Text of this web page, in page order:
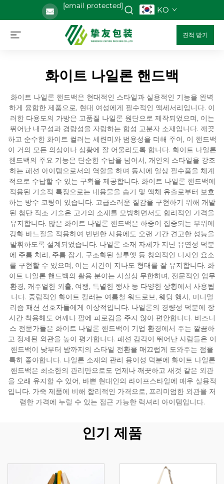
[email protected] KO
견적 받기
화이트 나일론 핸드백
화이트 나일론 핸드백은 현대적인 스타일과 실용적인 기능을 완벽
하게 융합한 제품으로, 현대 여성에게 필수적인 액세서리입니다. 이
러한 다용도의 가방은 고품질 나일론 원단으로 제작되었으며, 이는
뛰어난 내구성과 경량성을 자랑하는 합성 고분자 소재입니다. 깨끗
하고 순수한 화이트 컬러는 세련미와 범용성을 더해 주어, 이 핸드백
이 거의 모든 의상이나 상황에 잘 어울리도록 합니다. 화이트 나일론
핸드백의 주요 기능은 단순한 수납을 넘어서, 개인의 스타일을 강조
하는 패션 아이템으로서의 역할을 하며 동시에 일상 필수품을 체계
적으로 수납할 수 있는 구획을 제공합니다. 화이트 나일론 핸드백에
적용된 기술적 특징으로는 내용물을 습기 및 액체 유출로부터 보호
하는 방수 코팅이 있습니다. 고급스러운 질감을 구현하기 위해 개발
된 첨단 직조 기술은 고가의 소재를 모방하면서도 합리적인 가격을
유지합니다. 많은 화이트 나일론 핸드백은 하중이 집중되는 부위에
강화 바느질을 적용하여 빈번한 사용에도 오랜 기간 견고한 성능을
발휘하도록 설계되었습니다. 나일론 소재 자체가 지닌 유연성 덕분
에 주름 처리, 주름 잡기, 구조화된 실루엣 등 창의적인 디자인 요소
를 구현할 수 있으며, 이는 시간이 지나도 형태를 잘 유지합니다. 화
이트 나일론 핸드백의 활용 분야는 사실상 무한하며, 전문적인 업무
환경, 캐주얼한 외출, 여행, 특별한 행사 등 다양한 상황에서 사용됩
니다. 중립적인 화이트 컬러는 여름철 워드로브, 웨딩 행사, 미니멀
리즘 패션 선호자들에게 이상적입니다. 나일론의 경량성 덕분에 장
시간 착용해도 어깨나 팔에 피로감을 주지 않아 편안합니다. 비즈니
스 전문가들은 화이트 나일론 핸드백이 기업 환경에서 주는 깔끔하
고 정제된 외관을 높이 평가합니다. 패션 감각이 뛰어난 사람들은 이
핸드백이 낮부터 밤까지의 스타일 전환을 매끄럽게 도와주는 점을
특히 좋아합니다. 나일론 소재의 관리 용이성 덕분에 화이트 나일론
핸드백은 최소한의 관리만으로도 언제나 깨끗하고 새것 같은 외관
을 오래 유지할 수 있어, 바쁜 현대인의 라이프스타일에 매우 실용적
입니다. 가죽 제품에 비해 합리적인 가격으로, 프리미엄한 외관을 저
렴한 가격에 누릴 수 있는 접근 가능한 럭셔리 아이템입니다.
인기 제품